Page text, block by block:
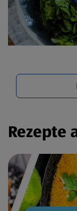
Rezepte